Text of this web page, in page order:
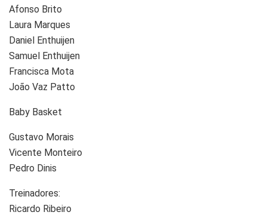
Afonso Brito
Laura Marques
Daniel Enthuijen
Samuel Enthuijen
Francisca Mota
João Vaz Patto
Baby Basket
Gustavo Morais
Vicente Monteiro
Pedro Dinis
Treinadores:
Ricardo Ribeiro